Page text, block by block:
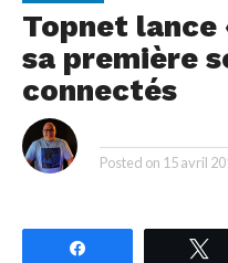
Topnet lance
sa première
connectés
Posted on 15 avril